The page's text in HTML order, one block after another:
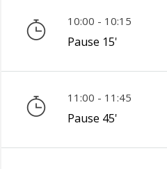
10:00 - 10:15
Pause 15'
11:00 - 11:45
Pause 45'